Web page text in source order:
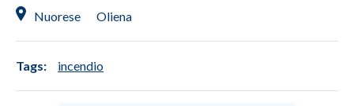
SPIAGGE
Nuorese Oliena
Tags: incendio